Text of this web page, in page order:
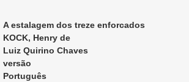
A estalagem dos treze enforcados
KOCK, Henry de
Luiz Quirino Chaves
versão
Português